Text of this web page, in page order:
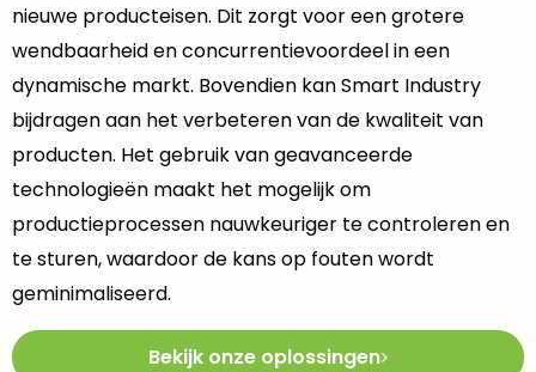
nieuwe producteisen. Dit zorgt voor een grotere
wendbaarheid en concurrentievoordeel in een
dynamische markt. Bovendien kan Smart Industry
bijdragen aan het verbeteren van de kwaliteit van
producten. Het gebruik van geavanceerde
technologieën maakt het mogelijk om
productieprocessen nauwkeuriger te controleren en
te sturen, waardoor de kans op fouten wordt
geminimaliseerd.
Bekijk onze oplossingen